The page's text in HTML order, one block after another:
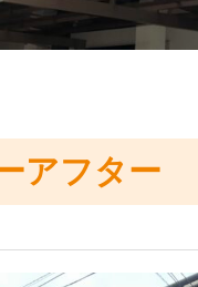
アフター